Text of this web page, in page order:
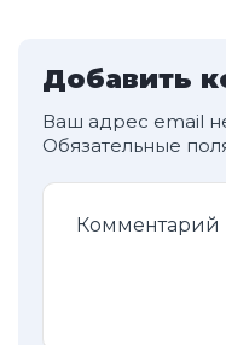
Добавить
Ваш адрес email
Обязательные